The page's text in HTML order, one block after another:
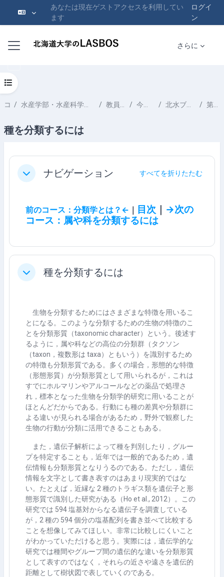
あなたは現在ゲストアクセスを利用してい
ます
ログイ
ン
サイドパネル さらに
コース 水産学部・水産科学研究院 School of Fisheries Sciences & Faculty of Fisheries Sciences 教員一覧 List of Professors 今村 央 IMAMURA Hisashi 北水ブックス「 魚類分類学のすすめ」 第１章 分類学とは？
種を分類するには
コースインデックスを開く
セクションアウトライン
折りたたむナビゲーション すべてを折りたたむ
前のコース：分類学とは？← ｜ 目次
→次の
コース：属や科を分類するには
折りたたむ種を分類するには
生物を分類するためにはさまざまな特徴を用いるこ
とになる。このような分類するための生物の特徴のこ
とを分類形質（taxonomic character）という。後述す
るように，属や科などの高位の分類群（タクソン
（taxon ，複数形は taxa）ともいう）を識別するため
の特徴も分類形質である。多くの場合，形態的な特徴
（形態形質）が分類形質として用いられるが，これは
すでにホルマリンやアルコールなどの薬品で処理さ
れ，標本となった生物を分類学的研究に用いることが
ほとんどだからである。行動にも種の差異や分類群に
よる違いが見られる場合があるため，野外で観察した
生物の行動が分類に活用できることもある。
また，遺伝子解析によって種を判別したり，グルー
プを特定することも，近年では一般的であるため，遺
伝情報も分類形質となりうるのである。ただし，遺伝
情報を文字として書き表すのはあまり現実的ではな
い。たとえば，近縁な 2 種のトラギス類を遺伝子と形
態形質で識別した研究がある（ Ho et al., 2012）。この
研究では 594塩基対からなる遺伝子を調査している
が， 2 種の 594個分の塩基配列を書き並べて比較する
ことを想像してみてほしい。非常に比較しにくいこと
がわかっていただけると思う。実際には，遺伝学的な
研究では種間やグループ間の遺伝的な違いを分類形質
として表すのではなく，それらの近さや遠さを遺伝的
距離として樹状図で表していくのである。